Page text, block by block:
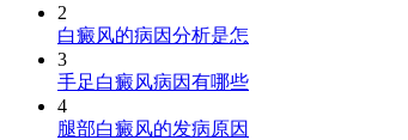
2
白癜风的病因分析是怎
3
手足白癜风病因有哪些
4
腿部白癜风的发病原因